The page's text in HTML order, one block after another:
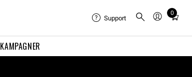
KAMPAGNER
Support
0
Total
cart: